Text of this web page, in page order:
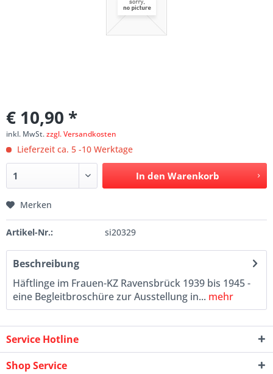
€ 10,90 *
inkl. MwSt.zzgl. Versandkosten
Lieferzeit ca. 5 -10 Werktage
In den Warenkorb
Merken
Artikel-Nr.: si20329
Beschreibung
Häftlinge im Frauen-KZ Ravensbrück 1939 bis 1945 -
eine Begleitbroschüre zur Ausstellung in... mehr
Service Hotline
Shop Service